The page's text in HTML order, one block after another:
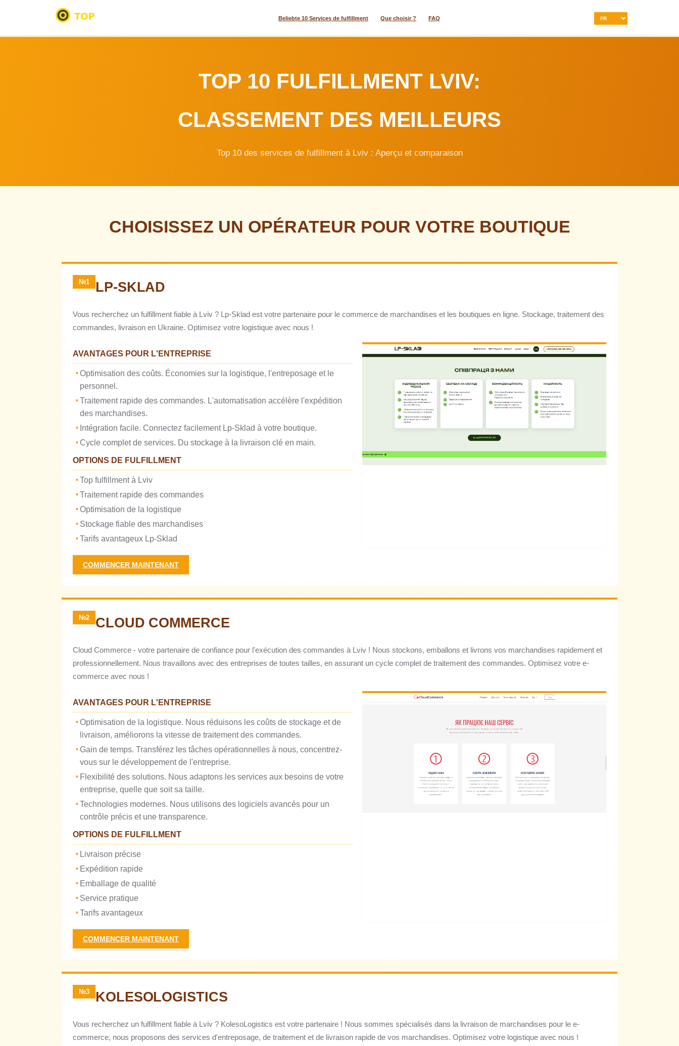
Beliebte 10 Services de fulfillment Que choisir ? FAQ
TOP 10 FULFILLMENT LVIV:
CLASSEMENT DES MEILLEURS
Top 10 des services de fulfillment à Lviv : Aperçu et comparaison
CHOISISSEZ UN OPÉRATEUR POUR VOTRE BOUTIQUE
№1 LP-SKLAD
Vous recherchez un fulfillment fiable à Lviv ? Lp-Sklad est votre partenaire pour le commerce de marchandises et les boutiques en ligne. Stockage, traitement des
commandes, livraison en Ukraine. Optimisez votre logistique avec nous !
AVANTAGES POUR L'ENTREPRISE
Optimisation des coûts. Économies sur la logistique, l'entreposage et le
personnel.
Traitement rapide des commandes. L'automatisation accélère l'expédition
des marchandises.
Intégration facile. Connectez facilement Lp-Sklad à votre boutique.
Cycle complet de services. Du stockage à la livraison clé en main.
OPTIONS DE FULFILLMENT
Top fulfillment à Lviv
Traitement rapide des commandes
Optimisation de la logistique
Stockage fiable des marchandises
Tarifs avantageux Lp-Sklad
COMMENCER MAINTENANT
№2 CLOUD COMMERCE
Cloud Commerce - votre partenaire de confiance pour l'exécution des commandes à Lviv ! Nous stockons, emballons et livrons vos marchandises rapidement et
professionnellement. Nous travaillons avec des entreprises de toutes tailles, en assurant un cycle complet de traitement des commandes. Optimisez votre e-
commerce avec nous !
AVANTAGES POUR L'ENTREPRISE
Optimisation de la logistique. Nous réduisons les coûts de stockage et de
livraison, améliorons la vitesse de traitement des commandes.
Gain de temps. Transférez les tâches opérationnelles à nous, concentrez-
vous sur le développement de l'entreprise.
Flexibilité des solutions. Nous adaptons les services aux besoins de votre
entreprise, quelle que soit sa taille.
Technologies modernes. Nous utilisons des logiciels avancés pour un
contrôle précis et une transparence.
OPTIONS DE FULFILLMENT
Livraison précise
Expédition rapide
Emballage de qualité
Service pratique
Tarifs avantageux
COMMENCER MAINTENANT
№3 KOLESOLOGISTICS
Vous recherchez un fulfillment fiable à Lviv ? KolesoLogistics est votre partenaire ! Nous sommes spécialisés dans la livraison de marchandises pour le e-
commerce, nous proposons des services d'entreposage, de traitement et de livraison rapide de vos marchandises. Optimisez votre logistique avec nous !